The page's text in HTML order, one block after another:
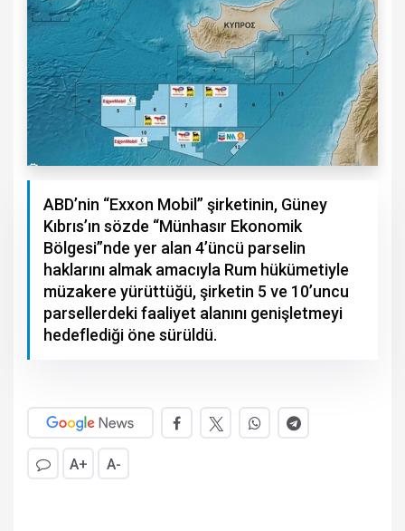
ABD’nin “Exxon Mobil” şirketinin, Güney
Kıbrıs’ın sözde “Münhasır Ekonomik
Bölgesi”nde yer alan 4’üncü parselin
haklarını almak amacıyla Rum hükümetiyle
müzakere yürüttüğü, şirketin 5 ve 10’uncu
parsellerdeki faaliyet alanını genişletmeyi
hedeflediği öne sürüldü.
A+ A-